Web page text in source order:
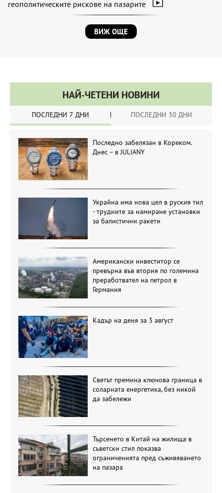
геополитическите рискове на пазарите
ВИЖ ОЩЕ
НАЙ-ЧЕТЕНИ НОВИНИ
ПОСЛЕДНИ 7 ДНИ ПОСЛЕДНИ 30 ДНИ
Последно забелязан в Кореком.
Днес – в JULIANY
Украйна има нова цел в руския тил
- трудните за намиране установки
за балистични ракети
Американски инвеститор се
превърна във втория по големина
преработвател на петрол в
Германия
Кадър на деня за 3 август
Светът премина ключова граница в
соларната енергетика, без никой
да забележи
Търсенето в Китай на жилища в
съветски стил показва
ограниченията пред съживяването
на пазара